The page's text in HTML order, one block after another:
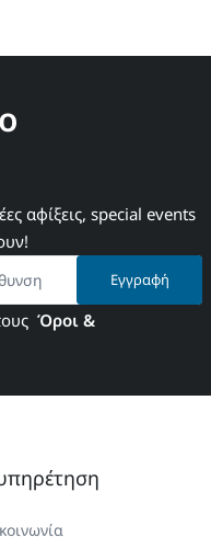
αφίξεις, special events
Εγγραφή
Όροι &